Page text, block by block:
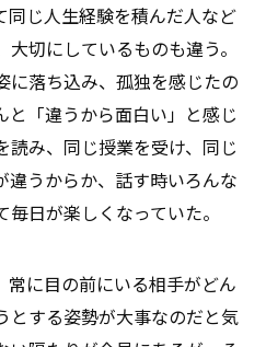
同じ人生経験を積んだ人など
切にしているものも違う。
に落ち込み、孤独を感じたの
と「違うから面白い」と感じ
読み、同じ授業を受け、同じ
違うからか、話す時いろんな
日が楽しくなっていた。
常に目の前にいる相手がどん
とする姿勢が大事なのだと気